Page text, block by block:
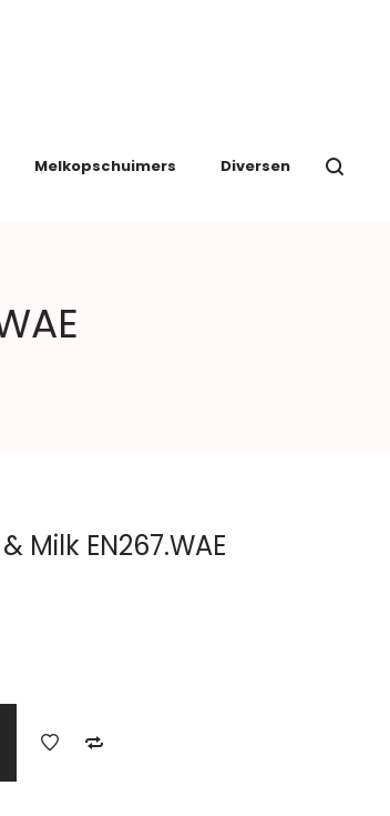
Melkopschuimers Diversen
Milk EN267.WAE